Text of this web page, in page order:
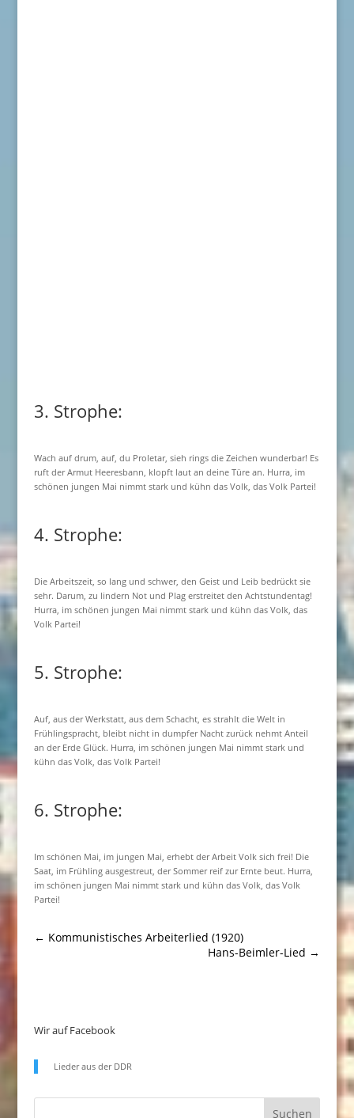
3. Strophe:
Wach auf drum, auf, du Proletar, sieh rings die Zeichen wunderbar! Es
ruft der Armut Heeresbann, klopft laut an deine Türe an. Hurra, im
schönen jungen Mai nimmt stark und kühn das Volk, das Volk Partei!
4. Strophe:
Die Arbeitszeit, so lang und schwer, den Geist und Leib bedrückt sie
sehr. Darum, zu lindern Not und Plag erstreitet den Achtstundentag!
Hurra, im schönen jungen Mai nimmt stark und kühn das Volk, das
Volk Partei!
5. Strophe:
Auf, aus der Werkstatt, aus dem Schacht, es strahlt die Welt in
Frühlingspracht, bleibt nicht in dumpfer Nacht zurück nehmt Anteil
an der Erde Glück. Hurra, im schönen jungen Mai nimmt stark und
kühn das Volk, das Volk Partei!
6. Strophe:
Im schönen Mai, im jungen Mai, erhebt der Arbeit Volk sich frei! Die
Saat, im Frühling ausgestreut, der Sommer reif zur Ernte beut. Hurra,
im schönen jungen Mai nimmt stark und kühn das Volk, das Volk
Partei!
← Kommunistisches Arbeiterlied (1920)
Hans-Beimler-Lied →
Wir auf Facebook
Lieder aus der DDR